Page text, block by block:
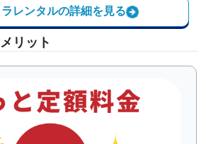
レンタルの詳細を見る
リット